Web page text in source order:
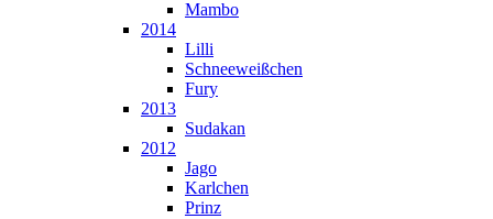
Mambo
2014
Lilli
Schneeweißchen
Fury
2013
Sudakan
2012
Jago
Karlchen
Prinz